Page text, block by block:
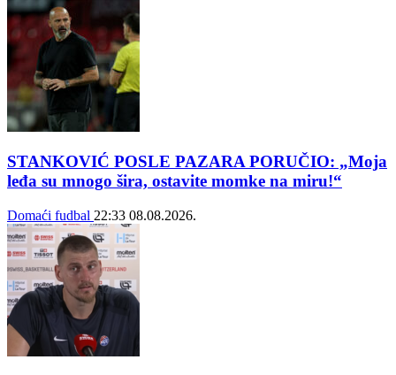
STANKOVIĆ POSLE PAZARA PORUČIO: „Moja
leđa su mnogo šira, ostavite momke na miru!“
Domaći fudbal 22:33 08.08.2026.